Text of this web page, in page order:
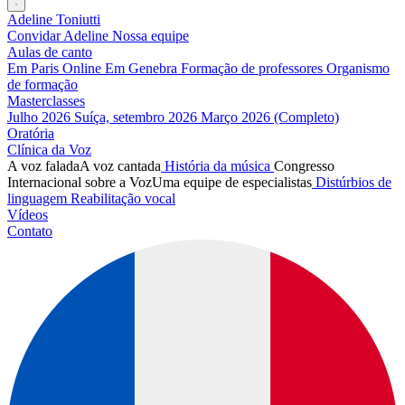
Adeline Toniutti
Convidar Adeline Nossa equipe
Aulas de canto
Em Paris Online Em Genebra Formação de professores Organismo
de formação
Masterclasses
Julho 2026 Suíça, setembro 2026 Março 2026 (Completo)
Oratória
Clínica da Voz
A voz faladaA voz cantada História da música Congresso
Internacional sobre a VozUma equipe de especialistas Distúrbios de
linguagem Reabilitação vocal
Vídeos
Contato